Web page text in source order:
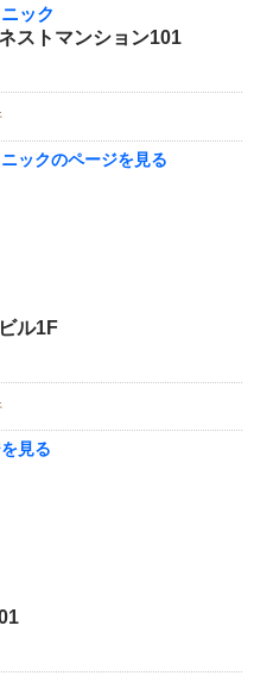
ック
ストマンション101
ックのページを見る
ル1F
見る